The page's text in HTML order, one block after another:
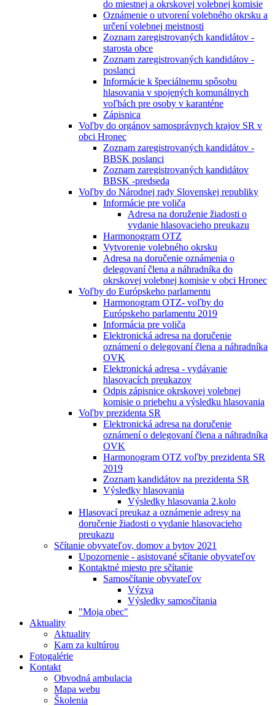
do miestnej a okrskovej volebnej komisie
Oznámenie o utvorení volebného okrsku a
určení volebnej meistnosti
Zoznam zaregistrovaných kandidátov -
starosta obce
Zoznam zaregistrovaných kandidátov -
poslanci
Informácie k špeciálnemu spôsobu
hlasovania v spojených komunálnych
voľbách pre osoby v karanténe
Zápisnica
Voľby do orgánov samosprávnych krajov SR v
obci Hronec
Zoznam zaregistrovaných kandidátov -
BBSK poslanci
Zoznam zaregistrovaných kandidátov
BBSK -predseda
Voľby do Národnej rady Slovenskej republiky
Informácie pre voliča
Adresa na doruženie žiadosti o
vydanie hlasovacieho preukazu
Harmonogram OTZ
Vytvorenie volebného okrsku
Adresa na doručenie oznámenia o
delegovaní člena a náhradníka do
okrskovej volebnej komisie v obci Hronec
Voľby do Európskeho parlamentu
Harmonogram OTZ- voľby do
Európskeho parlamentu 2019
Informácia pre voliča
Elektronická adresa na doručenie
oznámení o delegovaní člena a náhradníka
OVK
Elektronická adresa - vydávanie
hlasovacích preukazov
Odpis zápisnice okrskovej volebnej
komisie o priebehu a výsledku hlasovania
Voľby prezidenta SR
Elektronická adresa na doručenie
oznámení o delegovaní člena a náhradníka
OVK
Harmonogram OTZ voľby prezidenta SR
2019
Zoznam kandidátov na prezidenta SR
Výsledky hlasovania
Výsledky hlasovania 2.kolo
Hlasovací preukaz a oznámenie adresy na
doručenie žiadosti o vydanie hlasovacieho
preukazu
Sčítanie obyvateľov, domov a bytov 2021
Upozornenie - asistované sčítanie obyvateľov
Kontaktné miesto pre sčítanie
Samosčítanie obyvateľov
Výzva
Výsledky samosčítania
"Moja obec"
Aktuality
Aktuality
Kam za kultúrou
Fotogalérie
Kontakt
Obvodná ambulacia
Mapa webu
Školenia